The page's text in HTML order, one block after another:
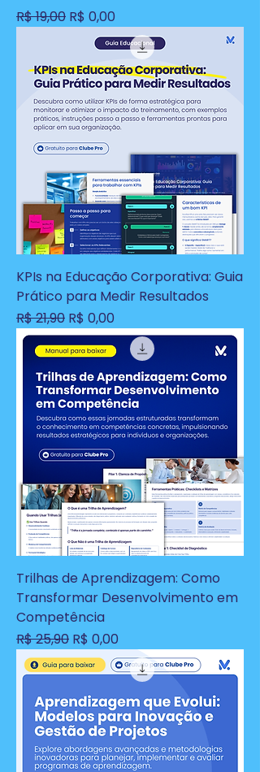
Preço normal
R$ 19,00 Preço promocional
R$ 0,00
KPIs na Educação Corporativa: Guia
Prático para Medir Resultados
Preço normal
R$ 21,90 Preço promocional
R$ 0,00
Trilhas de Aprendizagem: Como
Transformar Desenvolvimento em
Competência
Preço normal
R$ 25,90 Preço promocional
R$ 0,00